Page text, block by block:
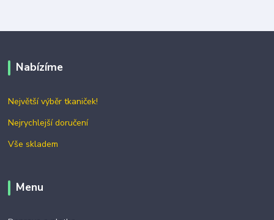
Nabízíme
Největší výběr tkaniček!
Nejrychlejší doručení
Vše skladem
Menu